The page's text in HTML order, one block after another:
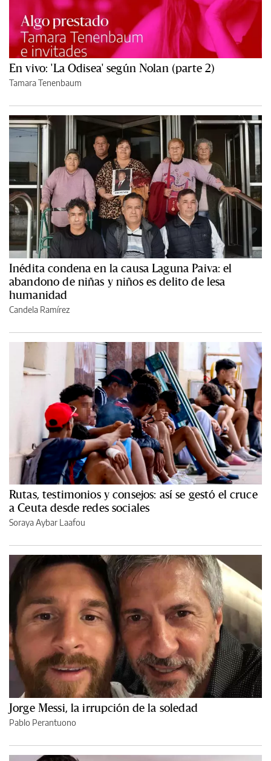
En vivo: 'La Odisea' según Nolan (parte 2)
Tamara Tenenbaum
Inédita condena en la causa Laguna Paiva: el
abandono de niñas y niños es delito de lesa
humanidad
Candela Ramírez
Rutas, testimonios y consejos: así se gestó el cruce
a Ceuta desde redes sociales
Soraya Aybar Laafou
Jorge Messi, la irrupción de la soledad
Pablo Perantuono